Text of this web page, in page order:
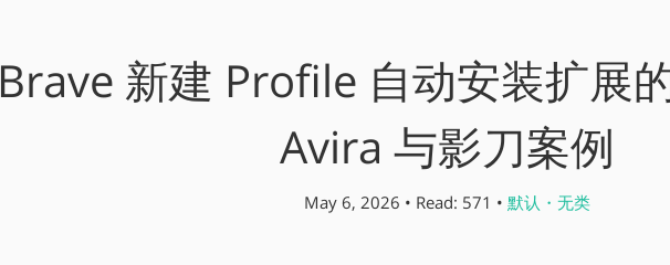
Brave 新建 Profile 自动安装扩展
Avira 与影刀案例
May 6, 2026 • Read: 571 • 默认・无类